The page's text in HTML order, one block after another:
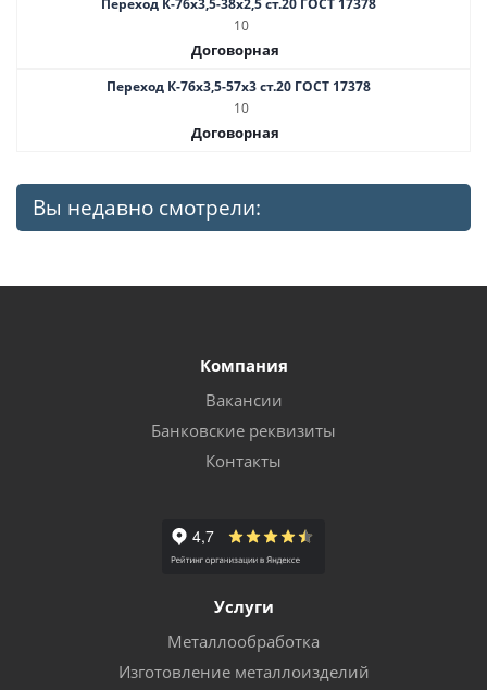
Переход К-76х3,5-38х2,5 ст.20 ГОСТ 17378
10
Договорная
Переход К-76х3,5-57х3 ст.20 ГОСТ 17378
10
Договорная
Вы недавно смотрели:
Компания
Вакансии
Банковские реквизиты
Контакты
Услуги
Металлообработка
Изготовление металлоизделий